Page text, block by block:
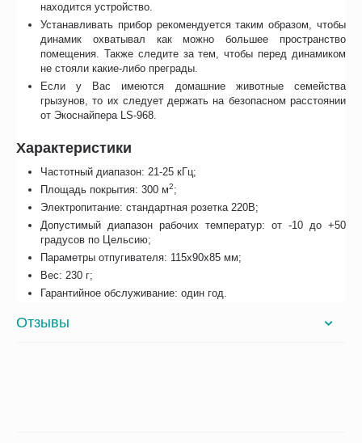
находится устройство.
Устанавливать прибор рекомендуется таким образом, чтобы
динамик охватывал как можно большее пространство
помещения. Также следите за тем, чтобы перед динамиком
не стояли какие-либо преграды.
Если у Вас имеются домашние животные семейства
грызунов, то их следует держать на безопасном расстоянии
от Экоснайпера LS-968.
Характеристики
Частотный диапазон: 21-25 кГц;
Площадь покрытия: 300 м2;
Электропитание: стандартная розетка 220В;
Допустимый диапазон рабочих температур: от -10 до +50
градусов по Цельсию;
Параметры отпугивателя: 115х90х85 мм;
Вес: 230 г;
Гарантийное обслуживание: один год.
Отзывы